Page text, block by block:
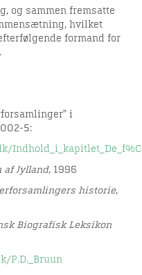
og sammen fremsatte
hvilket
formand for
i
5:
af Jylland, 1996
historie,
Biografisk Leksikon
P.D._Bruun